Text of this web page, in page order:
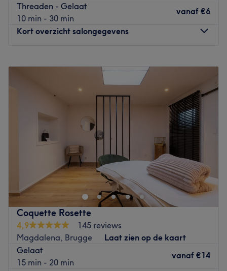
Threaden - Gelaat
10 min - 30 min
vanaf €6
Kort overzicht salongegevens
Donderdag
20:30
09:00–18:30
Zaterdag
09:00–20:00
Zondag
09:00
Gulden vlieslaan39 Brugge 8000
Go to venue
Coquette Rosette
4,9
145 reviews
Magdalena, Brugge
Laat zien op de kaart
Gelaat
15 min - 20 min
vanaf €14